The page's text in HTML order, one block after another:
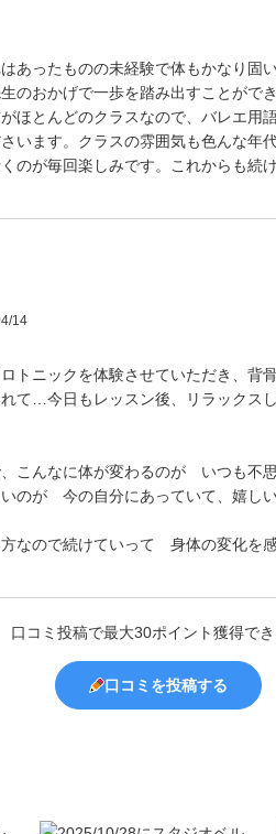
あったものの未経験で体もかなり固
のおかげで一歩を踏み出すことができ
ほとんどのクラスなので、バレエ用
います。クラスの雰囲気も色んな年
のが毎回楽しみです。これからも続
14
トニックを体験させていただき、背
て…今日もレッスン後、リラックス
こんなに体が変わるのが いつも不
のが 今の自分にあっていて、嬉しい
なので続けていって 身体の変化を感
口コミ投稿で最大30ポイント獲得で
口コミを投稿する